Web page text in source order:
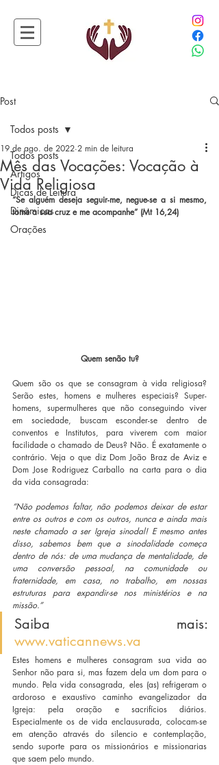
Post
Todos posts
Artigos
Dicas de Leitura
Dinâmicas
Orações
Todos posts
Mês das Vocações: Vocação à
Vida Religiosa
19 de ago. de 2022 2 min de leitura
“Se alguém deseja seguir-me, negue-se a si mesmo,
tome a sua cruz e me acompanhe” (Mt 16,24)
Quem senão tu?
Quem são os que se consagram à vida religiosa?
Serão estes, homens e mulheres especiais? Super-
homens, supermulheres que não conseguindo viver
em sociedade, buscam esconder-se dentro de
conventos e Institutos, para viverem com maior
facilidade o chamado de Deus? Não. É exatamente o
contrário. Veja o que diz Dom João Braz de Aviz e
Dom Jose Rodriguez Carballo na carta para o dia
da vida consagrada:
“Não podemos faltar, não podemos deixar de estar
entre os outros e com os outros, nunca e ainda mais
neste chamado a ser Igreja sinodal! E mesmo antes
disso, sabemos bem que a sinodalidade começa
dentro de nós: de uma mudança de mentalidade, de
uma conversão pessoal, na comunidade ou
fraternidade, em casa, no trabalho, em nossas
estruturas para expandir-se nos ministérios e na
missão.”
www.vaticannews.va
Estes homens e mulheres consagram sua vida ao
Senhor não para si, mas fazem dela um dom para o
mundo. Pela vida consagrada, eles (as) refrigeram o
ardoroso e exaustivo caminho evangelizador da
Igreja: pela oração e sacrifícios diários.
Especialmente os de vida enclausurada, colocam-se
em atenção através do silencio e contemplação,
sendo suporte para os missionários e missionarias
que saem pelo mundo.